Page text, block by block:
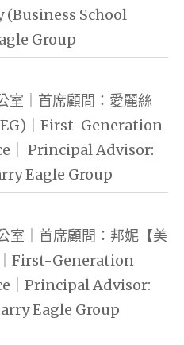
(Business School
Group
室｜首席顧問：愛麗絲
｜First-Generation
Principal Advisor:
Eagle Group
室｜首席顧問：邦妮【美
｜First-Generation
｜Principal Advisor:
Eagle Group